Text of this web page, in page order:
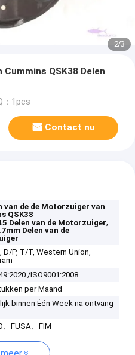
2/3
QSK38 Delen
：1pcs
Contact nu
van de de Motorzuiger van
QSK38
Delen van de Motorzuiger,
Delen van de
D/P, T/T, Western Union,
/ISO9001:2008
per Maand
binnen Één Week na ontvang
、FUSA、FIM